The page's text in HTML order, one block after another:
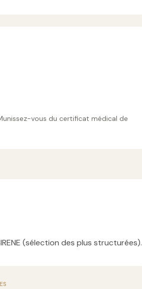
vous du certificat médical de
(sélection des plus structurées).